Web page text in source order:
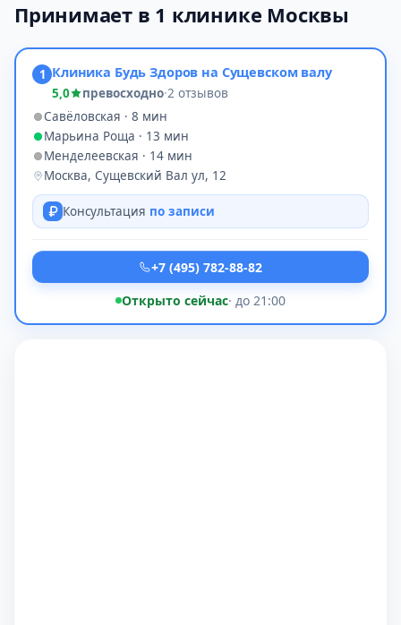
Принимает в 1 клинике Москвы
1 Клиника Будь Здоров на Сущевском валу
5,0 превосходно·2 отзывов
Савёловская · 8 мин
Марьина Роща · 13 мин
Менделеевская · 14 мин
Москва, Сущевский Вал ул, 12
Консультация по записи
+7 (495) 782-88-82
Открыто сейчас· до 21:00